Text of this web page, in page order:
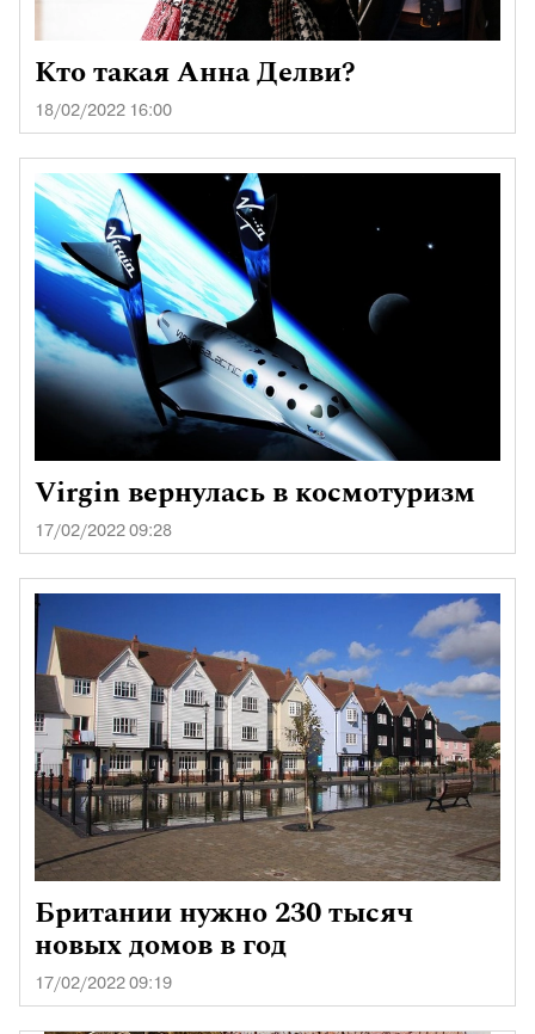
Кто такая Анна Делви?
18/02/2022 16:00
Virgin вернулась в космотуризм
17/02/2022 09:28
Британии нужно 230 тысяч
новых домов в год
17/02/2022 09:19